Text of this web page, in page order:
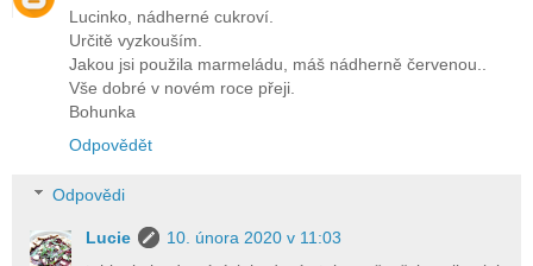
Lucinko, nádherné cukroví.
Určitě vyzkouším.
Jakou jsi použila marmeládu, máš nádherně červenou..
Vše dobré v novém roce přeji.
Bohunka
Odpovědět
Odpovědi
Lucie
10. února 2020 v 11:03